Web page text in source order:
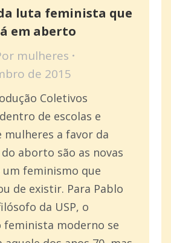
luta feminista que
em aberto
mulheres
de 2015
Coletivos
de escolas e
mulheres a favor da
aborto são as novas
um feminismo que
de existir. Para Pablo
da USP, o
feminista moderno se